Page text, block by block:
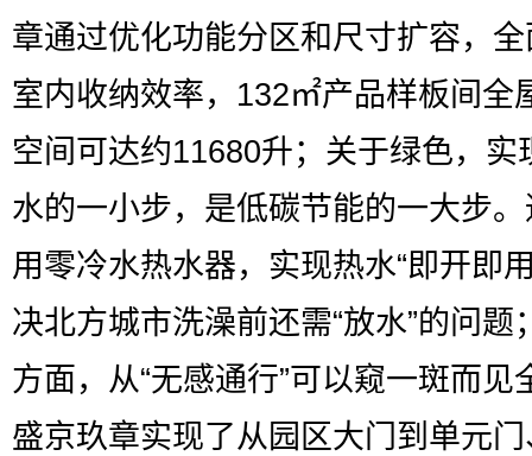
章通过优化功能分区和尺寸扩容，
室内收纳效率，132㎡产品样板间全
空间可达约11680升；关于绿色，实
水的一小步，是低碳节能的一大步
用零冷水热水器，实现热水“即开即
决北方城市洗澡前还需“放水”的问题
方面，从“无感通行”可以窥一斑而见
盛京玖章实现了从园区大门到单元